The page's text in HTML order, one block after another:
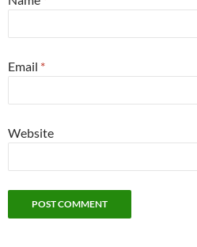
Email *
Website